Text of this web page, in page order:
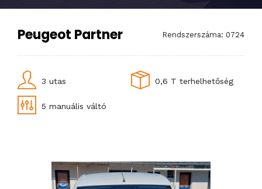
Peugeot Partner Rendszerszáma: 0724
3 utas 0,6 T terhelhetőség
5 manuális váltó